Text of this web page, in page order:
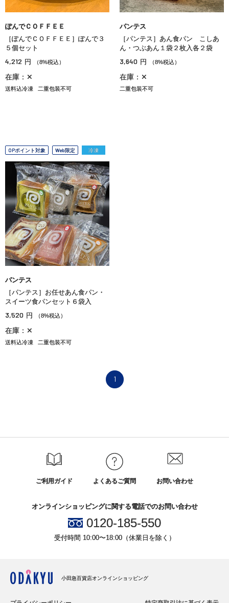
ぽんでＣＯＦＦＥＥ
［ぽんでＣＯＦＦＥＥ］ぽんで３
５個セット
4,212 円 （8%税込）
在庫：✕
送料込冷凍 二重包装不可
パンテス
［パンテス］あん食パン こしあ
ん・つぶあん１袋２枚入各２袋
3,640 円 （8%税込）
在庫：✕
二重包装不可
OPポイント対象 Web限定 冷凍
パンテス
［パンテス］お任せあん食パン・
スイーツ食パンセット６袋入
3,520 円 （8%税込）
在庫：✕
送料込冷凍 二重包装不可
1
ご利用ガイド よくあるご質問 お問い合わせ
オンラインショッピングに関する電話でのお問い合わせ
0120-185-550
受付時間 10:00〜18:00（休業日を除く）
小田急百貨店オンラインショッピング